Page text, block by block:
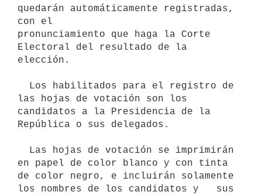
quedarán automáticamente registradas,
con el
pronunciamiento que haga la Corte
Electoral del resultado de la
elección.
las hojas de votación son los
candidatos a la Presidencia de la
República o sus delegados.
en papel de color blanco y con tinta
de color negro, e incluirán solamente
los nombres de los candidatos y   sus